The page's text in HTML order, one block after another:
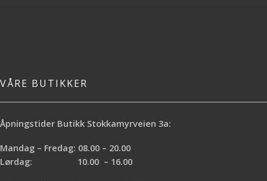
VÅRE BUTIKKER
Åpningstider Butikk Stokkamyrveien 3a:
Mandag – Fredag: 08.00 – 20.00
Lørdag: 10.00 – 16.00